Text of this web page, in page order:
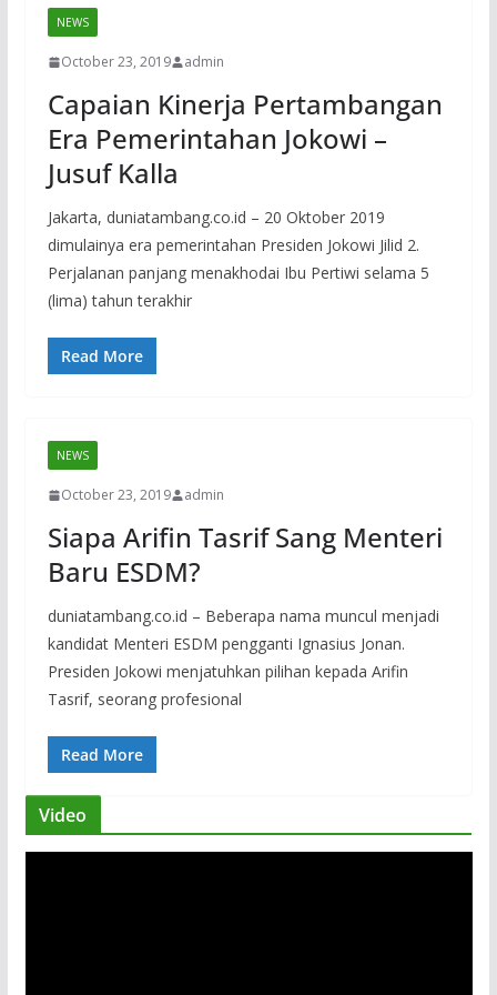
NEWS
October 23, 2019 admin
Capaian Kinerja Pertambangan
Era Pemerintahan Jokowi –
Jusuf Kalla
Jakarta, duniatambang.co.id – 20 Oktober 2019
dimulainya era pemerintahan Presiden Jokowi Jilid 2.
Perjalanan panjang menakhodai Ibu Pertiwi selama 5
(lima) tahun terakhir
Read More
NEWS
October 23, 2019 admin
Siapa Arifin Tasrif Sang Menteri
Baru ESDM?
duniatambang.co.id – Beberapa nama muncul menjadi
kandidat Menteri ESDM pengganti Ignasius Jonan.
Presiden Jokowi menjatuhkan pilihan kepada Arifin
Tasrif, seorang profesional
Read More
Video